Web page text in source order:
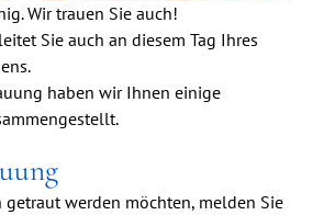
Wir trauen Sie auch!
Sie auch an diesem Tag Ihres
haben wir Ihnen einige
getraut werden möchten, melden Sie